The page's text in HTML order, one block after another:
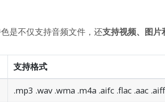
是不仅支持音频文件，还支持视频、图片
支持格式
.mp3 .wav .wma .m4a .aifc .flac .aac .aiff